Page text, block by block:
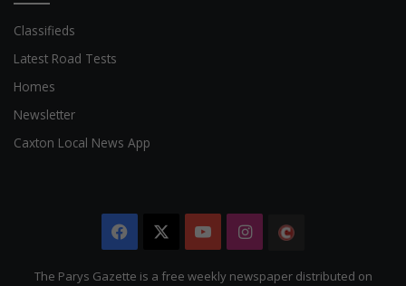
Classifieds
Latest Road Tests
Homes
Newsletter
Caxton Local News App
Facebook YouTubeInstagram
Citizen
The Parys Gazette is a free weekly newspaper distributed on